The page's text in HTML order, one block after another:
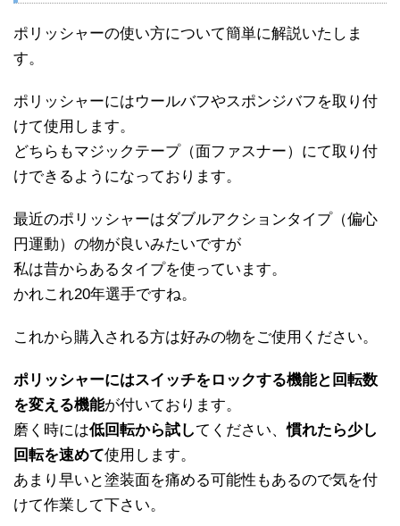
ポリッシャーの使い方について簡単に解説いたしま
す。
ポリッシャーにはウールバフやスポンジバフを取り付
けて使用します。
どちらもマジックテープ（面ファスナー）にて取り付
けできるようになっております。
最近のポリッシャーはダブルアクションタイプ（偏心
円運動）の物が良いみたいですが
私は昔からあるタイプを使っています。
かれこれ20年選手ですね。
これから購入される方は好みの物をご使用ください。
ポリッシャーにはスイッチをロックする機能と回転数
を変える機能が付いております。
磨く時には低回転から試してください、慣れたら少し
回転を速めて使用します。
あまり早いと塗装面を痛める可能性もあるので気を付
けて作業して下さい。